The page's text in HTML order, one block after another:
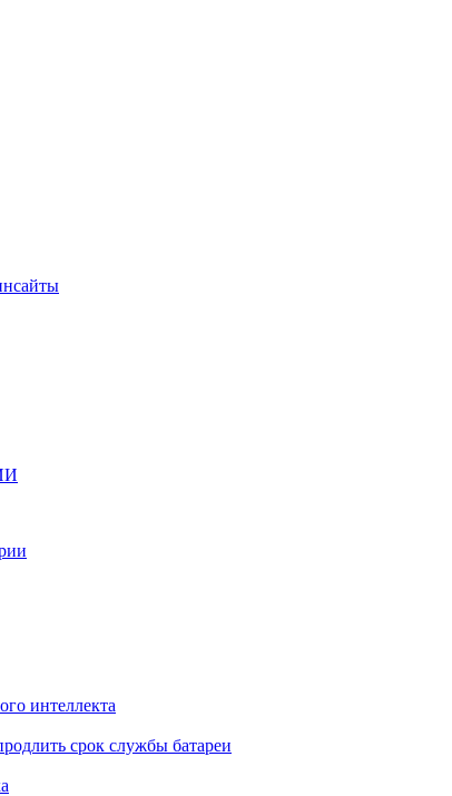
интеллекта
срок службы батареи